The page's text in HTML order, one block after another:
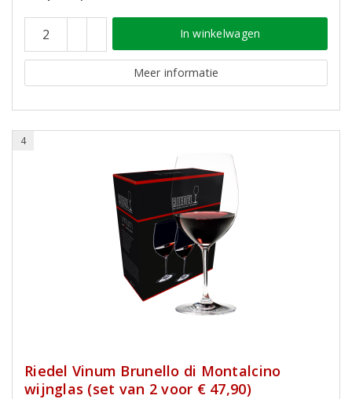
In winkelwagen
Meer informatie
4
Riedel Vinum Brunello di Montalcino
wijnglas (set van 2 voor € 47,90)